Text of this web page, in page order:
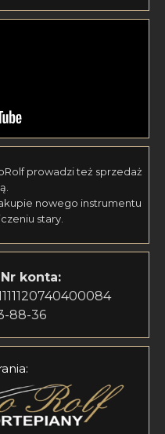
prowadzi też sprzedaż
nowego instrumentu
stary.
Nr konta:
88-36